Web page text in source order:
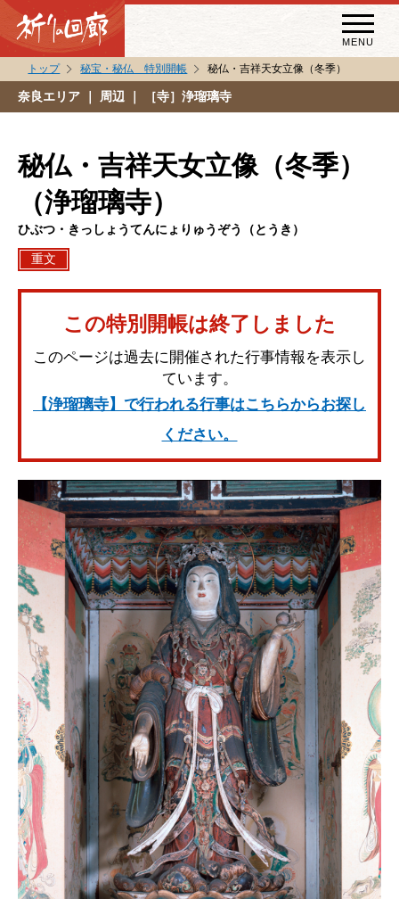
MENU
秘宝・秘仏特別開帳
祈りの回廊コラム
トップ 秘宝・秘仏 特別開帳 秘仏・吉祥天女立像（冬季）
奈良エリア ｜ 周辺 ｜ ［寺］浄瑠璃寺
秘仏・吉祥天女立像（冬季）
（浄瑠璃寺）
ひぶつ・きっしょうてんにょりゅうぞう（とうき）
重文
この特別開帳は終了しました
このページは過去に開催された行事情報を表示し
ています。
【浄瑠璃寺】で行われる行事はこちらからお探し
ください。